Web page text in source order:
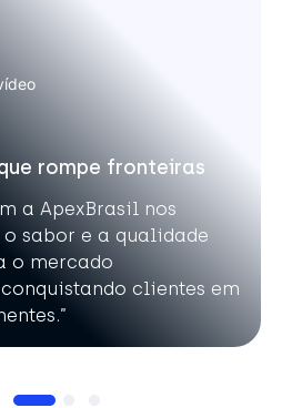
rompe fronteiras
a ApexBrasil nos
sabor e a qualidade
o mercado
clientes em